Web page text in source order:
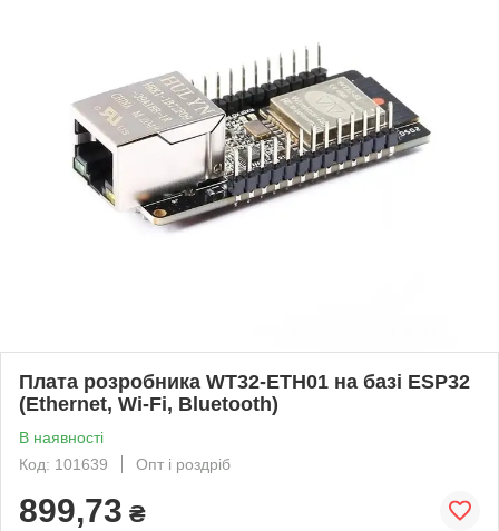
Плата розробника WT32-ETH01 на базі ESP32
(Ethernet, Wi-Fi, Bluetooth)
В наявності
Код: 101639
Опт і роздріб
899,73 ₴